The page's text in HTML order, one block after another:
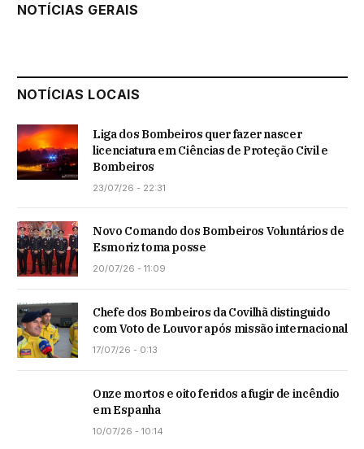
NOTÍCIAS GERAIS
NOTÍCIAS LOCAIS
Liga dos Bombeiros quer fazer nascer
licenciatura em Ciências de Proteção Civil e
Bombeiros
23/07/26 - 22:31
Novo Comando dos Bombeiros Voluntários de
Esmoriz toma posse
20/07/26 - 11:09
Chefe dos Bombeiros da Covilhã distinguido
com Voto de Louvor após missão internacional
17/07/26 - 0:13
Onze mortos e oito feridos a fugir de incêndio
em Espanha
10/07/26 - 10:14